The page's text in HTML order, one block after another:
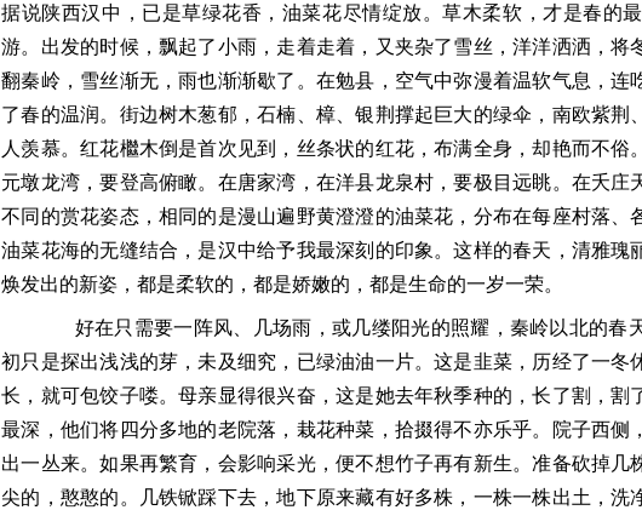
据说陕西汉中，已是草绿花香，油菜花尽情绽放。草木柔软，才是春的
游。出发的时候，飘起了小雨，走着走着，又 夹杂了雪丝，洋洋洒洒，将
翻秦岭，雪丝渐无，雨也渐渐歇了。在勉县，空气中弥漫着温软气息，连
了春的温润。街边树木葱郁，石楠、樟、银荆撑起巨大的绿伞， 南欧紫荆
人羡慕。红花檵木倒 是首次见到，丝条状的红花，布满全身，却艳而不俗
元墩龙湾，要登高俯瞰。在唐家湾，在洋县龙泉村，要极目远眺。在夭庄
不同的赏花姿态，相同的是漫山遍野黄澄澄的油菜花，分布在每座村落、
油菜花海的无缝结合，是汉中给予我最深刻的印象。这样的春天，清雅瑰
焕发出的新姿，都是柔软的，都是娇嫩的，都是生命的一岁一荣。
好在只需要一阵风、几场雨，或几缕阳光的照耀，秦岭以北的春
初只是探出浅浅的芽，未及细究， 已绿油油一片。这是韭菜，历经了一冬
长，就可包饺子喽。母亲显得很兴奋，这是她去年秋季种的，长了割，
最深，他们将四分多地的老院落，栽花种菜，拾掇得不亦乐乎。院子西
出一丛来。如果再繁育，会影响采光，便不想竹子再有新生。准备砍掉几
尖的，憨憨的。几铁锨踩下去，地下原来藏有好多株，一株一株出土，洗